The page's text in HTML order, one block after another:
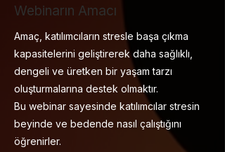
Webinarın Amacı
Amaç, katılımcıların stresle başa çıkma
kapasitelerini geliştirerek daha sağlıklı,
dengeli ve üretken bir yaşam tarzı
oluşturmalarına destek olmaktır.
Bu webinar sayesinde katılımcılar stresin
beyinde ve bedende nasıl çalıştığını
öğrenirler.